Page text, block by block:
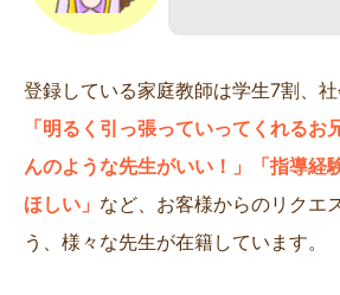
登録している家庭教師は学生7割、社
「明るく引っ張っていってくれるお
んのような先生がいい！」「指導経
ほしい」 など、お客様からのリクエ
う、様々な先生が在籍しています。